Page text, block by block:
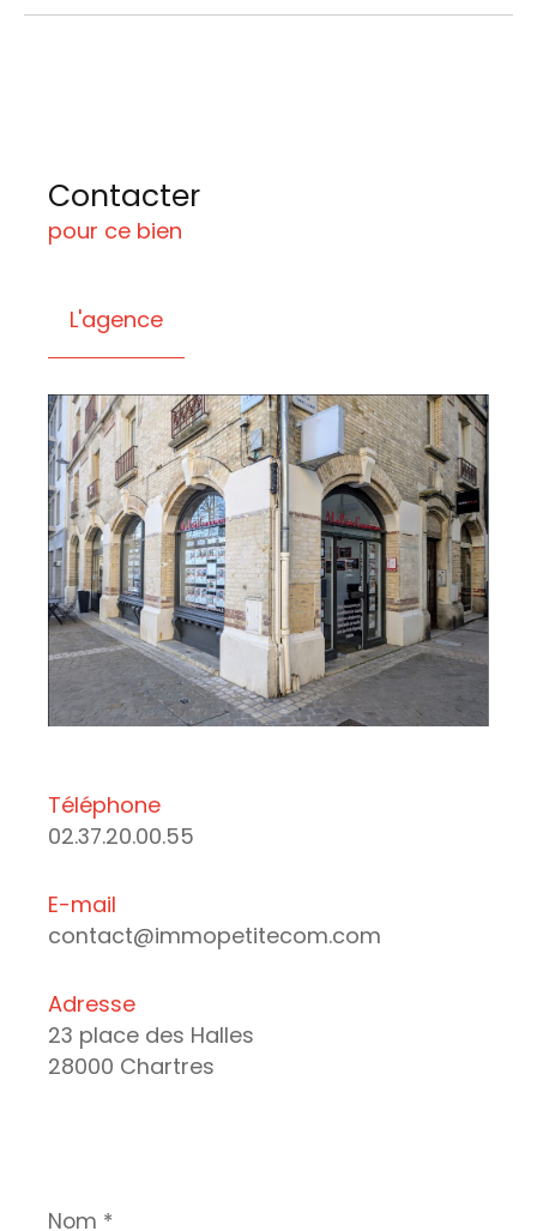
Contacter
pour ce bien
L'agence
Téléphone
02.37.20.00.55
E-mail
contact@immopetitecom.com
Adresse
23 place des Halles
28000 Chartres
*